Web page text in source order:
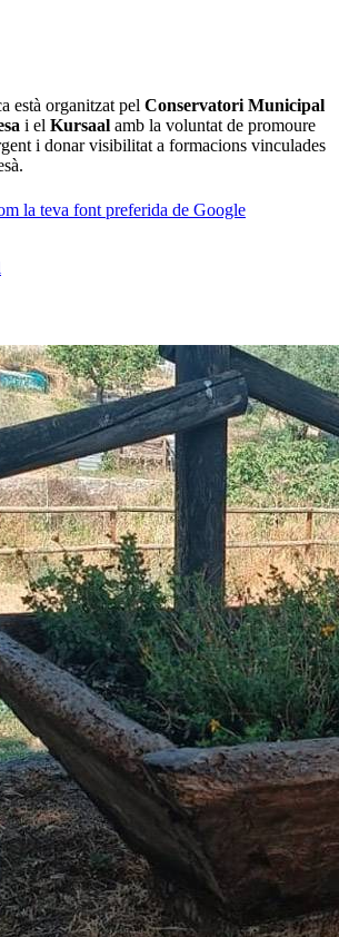
està organitzat pel Conservatori Municipal
i el Kursaal amb la voluntat de promoure
i donar visibilitat a formacions vinculades
la teva font preferida de Google